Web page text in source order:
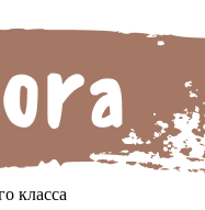
класса